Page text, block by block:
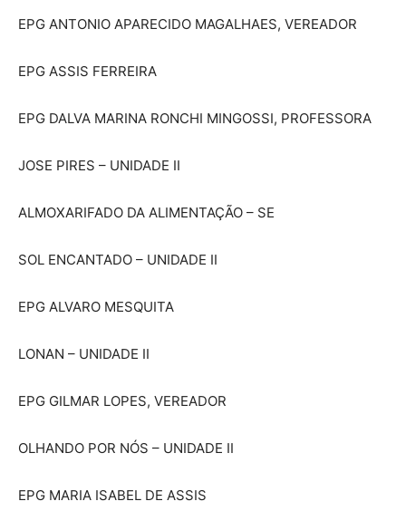
EPG ANTONIO APARECIDO MAGALHAES, VEREADOR
EPG ASSIS FERREIRA
EPG DALVA MARINA RONCHI MINGOSSI, PROFESSORA
JOSE PIRES – UNIDADE II
ALMOXARIFADO DA ALIMENTAÇÃO – SE
SOL ENCANTADO – UNIDADE II
EPG ALVARO MESQUITA
LONAN – UNIDADE II
EPG GILMAR LOPES, VEREADOR
OLHANDO POR NÓS – UNIDADE II
EPG MARIA ISABEL DE ASSIS